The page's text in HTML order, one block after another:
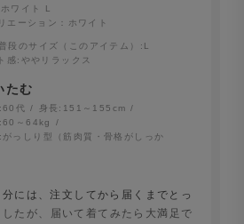
ワイト L
エーション：ホワイト
普段のサイズ（このアイテム）
:L
感:ややリラックス
たむ
60代 身長: 151～155cm
60～64kg
がっしり型（筋肉質・骨格がしっか
には、注文してから届くまでとっ
たが、届いて着てみたら大満足で